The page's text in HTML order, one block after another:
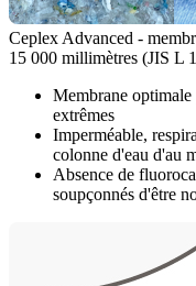
Ceplex Advanced -
15 000 millimètres (JIS L
Membrane
extrêmes
Imperméable,
colonne d'eau d'au
Absence de
soupçonnés d'être